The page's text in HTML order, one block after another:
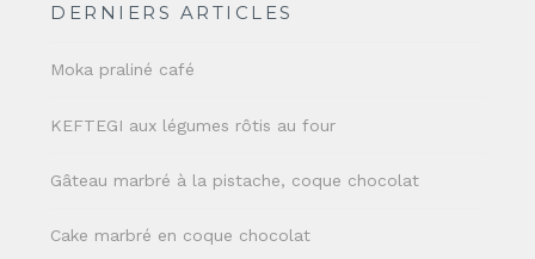
DERNIERS ARTICLES
Moka praliné café
KEFTEGI aux légumes rôtis au four
Gâteau marbré à la pistache, coque chocolat
Cake marbré en coque chocolat